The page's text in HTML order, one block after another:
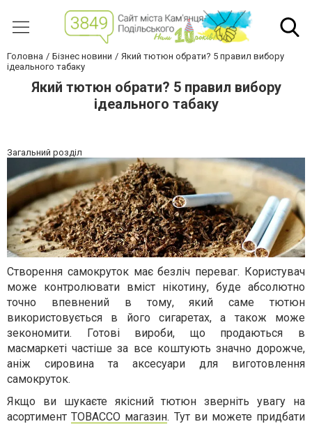
Головна Бізнес новини
Який тютюн обрати? 5 правил вибору
ідеального табаку
Який тютюн обрати? 5 правил вибору
ідеального табаку
Загальний розділ
Створення самокруток має безліч переваг. Користувач
може контролювати вміст нікотину, буде абсолютно
точно впевнений в тому, який саме тютюн
використовується в його сигаретах, а також може
зекономити. Готові вироби, що продаються в
масмаркеті частіше за все коштують значно дорожче,
аніж сировина та аксесуари для виготовлення
самокруток.
Якщо ви шукаєте якісний тютюн зверніть увагу на
асортиментTOBACCO магазин. Тут ви можете придбати